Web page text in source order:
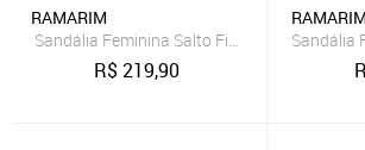
RAMARIM
Sandália Feminina Salto Fino Preta
R$219,90
RAMARIM
Sandália